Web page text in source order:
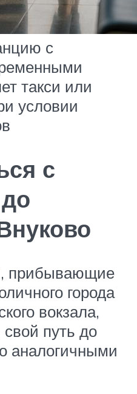
с
такси или
условии
с
прибывающие
города
вокзала,
путь до
аналогичными